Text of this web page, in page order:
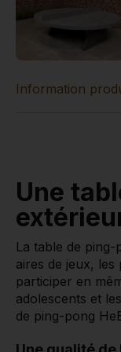
Information
Une
La table de
aires de jeux,
participer en
adolescents et
de ping-pong